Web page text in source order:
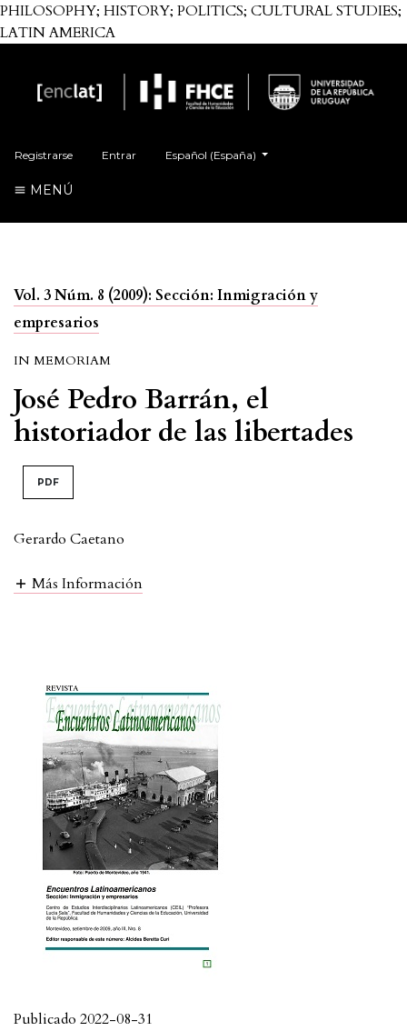
PHILOSOPHY; HISTORY; POLITICS; CULTURAL STUDIES;
LATIN AMERICA
Registrarse Entrar Cambiar el idioma. El actual es:
Español (España)
MENÚ
Vol. 3 Núm. 8 (2009): Sección: Inmigración y
empresarios
IN MEMORIAM
José Pedro Barrán, el
historiador de las libertades
PDF
Gerardo Caetano
Más Información
Publicado 2022-08-31